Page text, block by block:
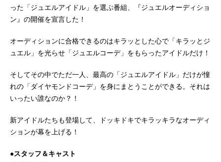
った「ジュエルアイドル」を選ぶ番組、『ジュエルオーディショ
ン』の開催を宣言した！
オーディションに合格できるのはキラッとした心で「キラッとジ
ュエル」を光らせ「ジュエルコーデ」をもらったアイドルだけ！
そしてその中でただ一人、最高の「ジュエルアイドル」だけが憧
れの「ダイヤモンドコーデ」を身にまとうことができる。それは
いったい誰なのか？！
新アイドルたちも登場して、ドッキドキでキラッキラなオーディ
ションが幕を上げる！
●スタッフ＆キャスト